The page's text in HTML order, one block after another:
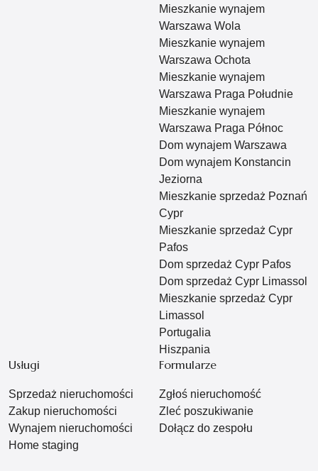
Mieszkanie wynajem
Warszawa Wola
Mieszkanie wynajem
Warszawa Ochota
Mieszkanie wynajem
Warszawa Praga Południe
Mieszkanie wynajem
Warszawa Praga Północ
Dom wynajem Warszawa
Dom wynajem Konstancin
Jeziorna
Mieszkanie sprzedaż Poznań
Cypr
Mieszkanie sprzedaż Cypr
Pafos
Dom sprzedaż Cypr Pafos
Dom sprzedaż Cypr Limassol
Mieszkanie sprzedaż Cypr
Limassol
Portugalia
Hiszpania
Usługi
Sprzedaż nieruchomości
Zakup nieruchomości
Wynajem nieruchomości
Home staging
Formularze
Zgłoś nieruchomość
Zleć poszukiwanie
Dołącz do zespołu